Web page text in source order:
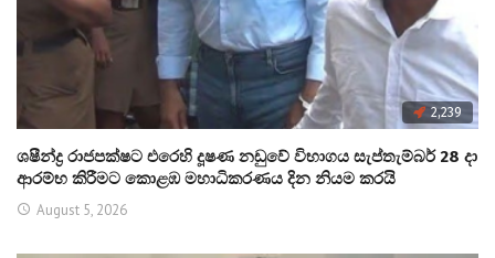
2,239
ශෂීන්ද්‍ර රාජපක්ෂට එරෙහි දූෂණ නඩුවේ විභාගය සැප්තැම්බර් 28 දා
ආරම්භ කිරීමට කොළඹ මහාධිකරණය දින නියම කරයි
August 5, 2026